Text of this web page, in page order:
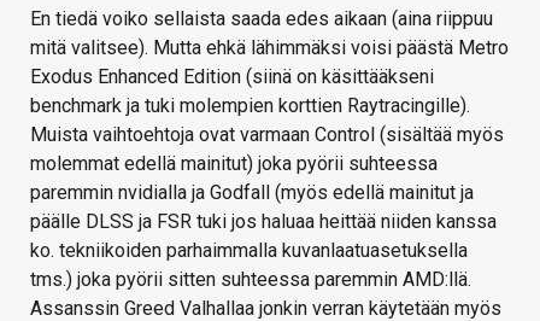
En tiedä voiko sellaista saada edes aikaan (aina riippuu
mitä valitsee). Mutta ehkä lähimmäksi voisi päästä Metro
Exodus Enhanced Edition (siinä on käsittääkseni
benchmark ja tuki molempien korttien Raytracingille).
Muista vaihtoehtoja ovat varmaan Control (sisältää myös
molemmat edellä mainitut) joka pyörii suhteessa
paremmin nvidialla ja Godfall (myös edellä mainitut ja
päälle DLSS ja FSR tuki jos haluaa heittää niiden kanssa
ko. tekniikoiden parhaimmalla kuvanlaatuasetuksella
tms.) joka pyörii sitten suhteessa paremmin AMD:llä.
Assanssin Greed Valhallaa jonkin verran käytetään myös